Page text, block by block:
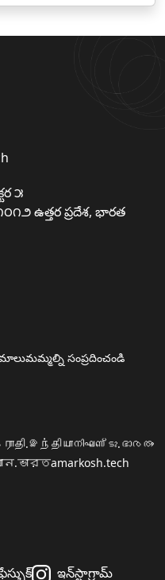
౫
ఉత్తర ప్రదేశ, భారత
మమ్మల్ని సంప్రదించండి
നിഘണ്ടു.ഭാരതം
amarkosh.tech
ఇన్‌స్టాగ్రామ్